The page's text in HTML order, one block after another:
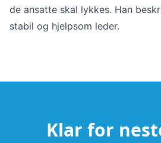
de ansatte skal lykkes. Han
stabil og hjelpsom leder.
Klar for